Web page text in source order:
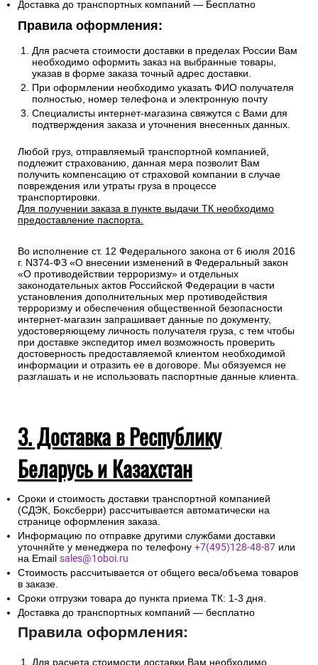
Доставка до транспортных компаний — Бесплатно
Правила оформления:
Для расчета стоимости доставки в пределах России Вам
необходимо оформить заказ на выбранные товары,
указав в форме заказа точный адрес доставки.
При оформлении необходимо указать ФИО получателя
полностью, номер телефона и электронную почту
Специалисты интернет-магазина свяжутся с Вами для
подтверждения заказа и уточнения внесенных данных.
Любой груз, отправляемый транспортной компанией,
подлежит страхованию, данная мера позволит Вам
получить компенсацию от страховой компании в случае
повреждения или утраты груза в процессе
транспортировки.
Для получении заказа в пункте выдачи ТК необходимо
предоставление паспорта.
Во исполнение ст. 12 Федерального закона от 6 июля 2016
г. N374-ФЗ «О внесении изменений в Федеральный закон
«О противодействии терроризму» и отдельных
законодательных актов Российской Федерации в части
установления дополнительных мер противодействия
терроризму и обеспечения общественной безопасности
интернет-магазин запрашивает данные по документу,
удостоверяющему личность получателя груза, с тем чтобы
при доставке экспедитор имел возможность проверить
достоверность предоставляемой клиентом необходимой
информации и отразить ее в договоре. Мы обязуемся не
разглашать и не использовать паспортные данные клиента.
3. Доставка в Республику
Беларусь и Казахстан
Сроки и стоимость доставки транспортной компанией
(СДЭК, Боксберри) рассчитывается автоматически на
странице оформления заказа.
Информацию по отправке другими службами доставки
уточняйте у менеджера по телефону +7(495)128-48-87 или
на Email sales@1oboi.ru
Стоимость рассчитывается от общего веса/объема товаров
в заказе.
Сроки отгрузки товара до пункта приема ТК: 1-3 дня.
Доставка до транспортных компаний — бесплатно
Правила оформления:
Для расчета стоимости доставки Вам необходимо